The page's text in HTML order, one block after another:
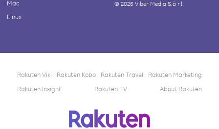
Mac
Linux
© 2026Viber Media S.à r.l.
Rakuten Viki Rakuten Kobo Rakuten Travel
Rakuten Marketing
Rakuten Insight
Rakuten TV About Rakuten